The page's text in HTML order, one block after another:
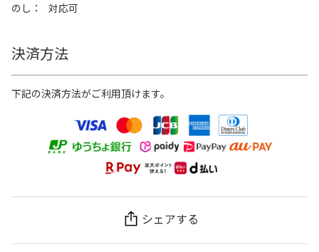
のし
対応可
決済方法
下記の決済方法がご利用頂けます。
シェアする